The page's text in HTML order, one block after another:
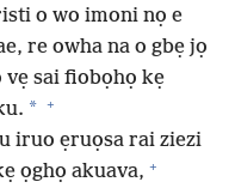
o wo imoni nọ e
re owha na o gbẹ jọ
vẹ sai fiobọhọ kẹ
* +
iruo ẹruọsa rai ziezi
ọghọ akuava, +